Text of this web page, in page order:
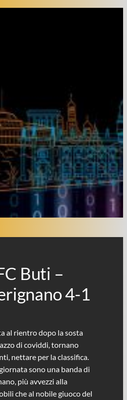
Buti –
4-1
al rientro dopo la sosta
di coviddi, tornano
nettare per la classifica.
sono una banda di
più avvezzi alla
che al nobile giuoco del